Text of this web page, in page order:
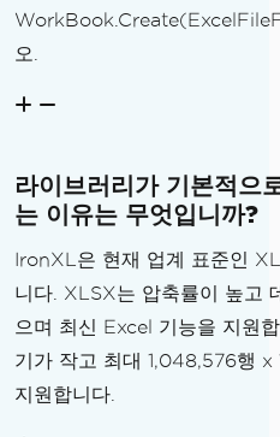
오.
라이브러리가 기본적으
는 이유는 무엇입니까?
IronXL은 현재 업계 표준인
니다. XLSX는 압축률이 높고
으며 최신 Excel 기능을 지원
기가 작고 최대 1,048,576행
지원합니다.